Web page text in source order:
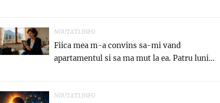
NOUTATI.INFO
Fiica mea m-a convins sa-mi vand
apartamentul si sa ma mut la ea. Patru luni...
NOUTATI.INFO